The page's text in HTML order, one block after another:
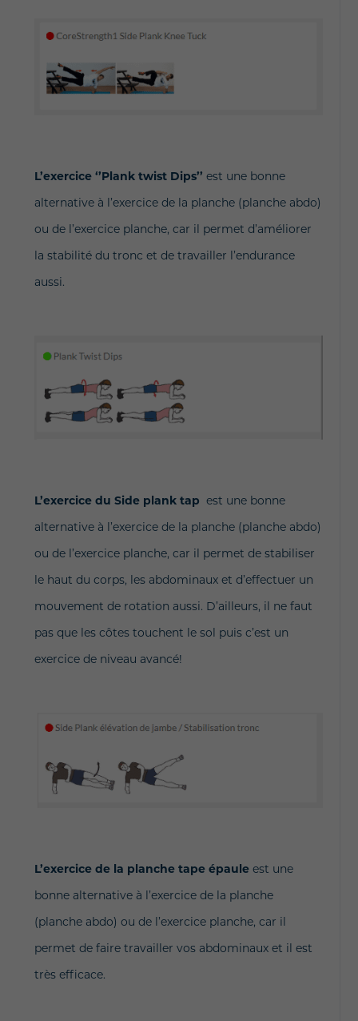
L’exercice ‘’Plank twist Dips’’ est une bonne
alternative à l’exercice de la planche (planche abdo)
ou de l’exercice planche, car il permet d’améliorer
la stabilité du tronc et de travailler l’endurance
aussi.
L’exercice du Side plank tap est une bonne
alternative à l’exercice de la planche (planche abdo)
ou de l’exercice planche, car il permet de stabiliser
le haut du corps, les abdominaux et d’effectuer un
mouvement de rotation aussi. D’ailleurs, il ne faut
pas que les côtes touchent le sol puis c’est un
exercice de niveau avancé!
L’exercice de la planche tape épaule est une
bonne alternative à l’exercice de la planche
(planche abdo) ou de l’exercice planche, car il
permet de faire travailler vos abdominaux et il est
très efficace.